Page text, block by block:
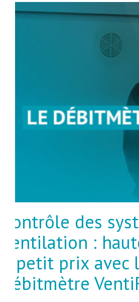
Contrôle des
ventilation :
à petit prix avec
débitmètre